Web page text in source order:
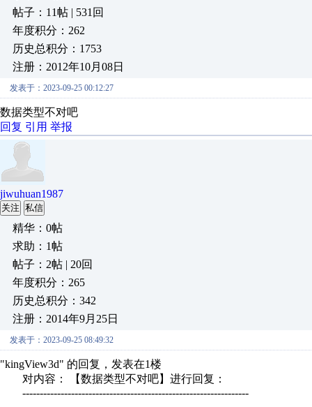
帖子：11帖 | 531回
年度积分：262
历史总积分：1753
注册：2012年10月08日
发表于：2023-09-25 00:12:27
数据类型不对吧
回复 引用 举报
jiwuhuan1987
关注 私信
精华：0帖
求助：1帖
帖子：2帖 | 20回
年度积分：265
历史总积分：342
注册：2014年9月25日
发表于：2023-09-25 08:49:32
"kingView3d" 的回复，发表在1楼
对内容： 【数据类型不对吧】进行回复：
-----------------------------------------------------------------